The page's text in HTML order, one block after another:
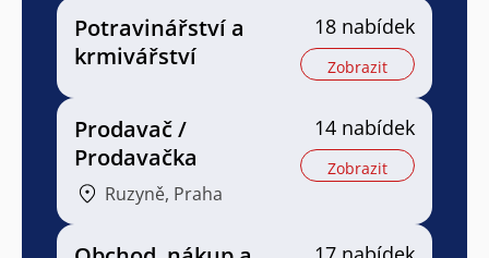
Potravinářství a
krmivářství
18 nabídek
Zobrazit
Prodavač /
Prodavačka
Ruzyně, Praha
14 nabídek
Zobrazit